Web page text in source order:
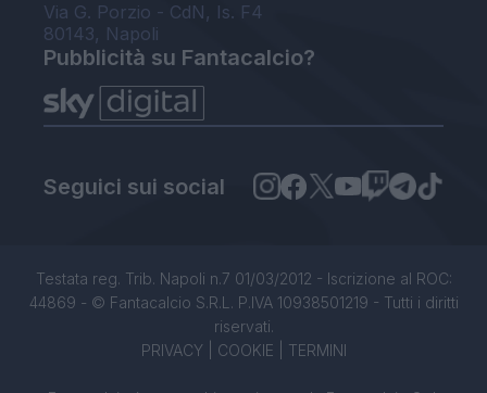
Via G. Porzio - CdN, Is. F4
80143, Napoli
Pubblicità su Fantacalcio?
Seguici sui social
Testata reg. Trib. Napoli n.7 01/03/2012 - Iscrizione al ROC:
44869 - © Fantacalcio S.R.L. P.IVA 10938501219 - Tutti i diritti
riservati.
PRIVACY| COOKIE TERMINI